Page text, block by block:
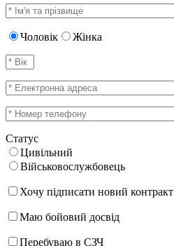
Чоловік Жінка
Статус
Цивільний
Військовослужбовець
Хочу підписати новий контракт
Маю бойовий досвід
Перебуваю в СЗЧ